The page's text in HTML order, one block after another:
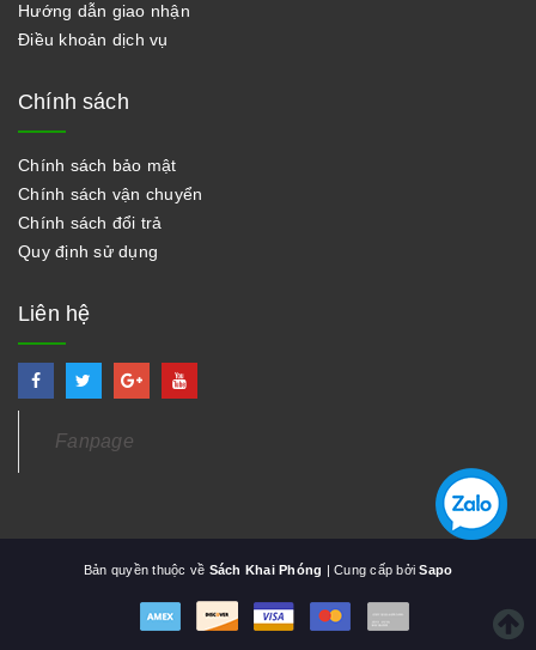
Hướng dẫn giao nhận
Điều khoản dịch vụ
Chính sách
Chính sách bảo mật
Chính sách vận chuyển
Chính sách đổi trả
Quy định sử dụng
Liên hệ
Fanpage
Bản quyền thuộc về Sách Khai Phóng | Cung cấp bởiSapo